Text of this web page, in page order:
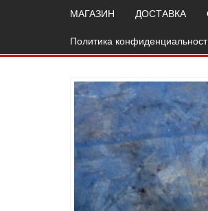
МАГАЗИН ДОСТАВКА
Политика